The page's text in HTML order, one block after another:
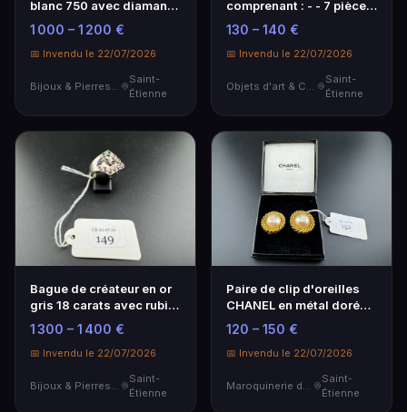
blanc 750 avec diamant -
Vers 1930
1 000 – 1 200 €
📅 Invendu le 22/07/2026
Saint-
Étienne
comprenant : - - 7 pièces
de 10 francs Turin - - 1
pièce de 20 Francs Turin
- Poids : 89,6 g
130 – 140 €
📅 Invendu le 22/07/2026
Saint-
Étienne
Bague de créateur en or
gris 18 carats avec rubis,
saphirs et émeraudes
1 300 – 1 400 €
📅 Invendu le 22/07/2026
Bijoux & Pierres Précieuses
Saint-
Étienne
Paire de clip d'oreilles
CHANEL en métal doré
avec son écrin d'origine
120 – 150 €
📅 Invendu le 22/07/2026
Maroquinerie de Luxe
Saint-
Étienne